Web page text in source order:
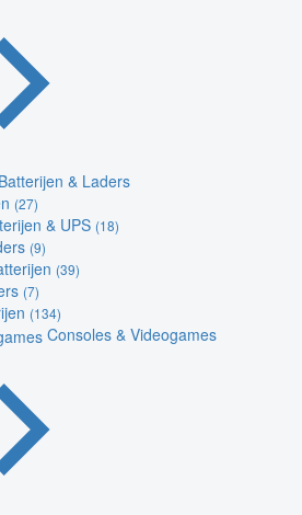
& Laders
(27)
& UPS (18)
(9)
(39)
(7)
(134)
Consoles & Videogames